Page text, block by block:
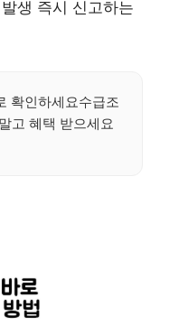
생 즉시 신고하는
확인하세요수급조
고 혜택 받으세요